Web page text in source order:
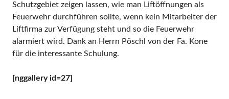
Schutzgebiet zeigen lassen, wie man Liftöffnungen als
Feuerwehr durchführen sollte, wenn kein Mitarbeiter der
Liftfirma zur Verfügung steht und so die Feuerwehr
alarmiert wird. Dank an Herrn Pöschl von der Fa. Kone
für die interessante Schulung.
[nggallery id=27]